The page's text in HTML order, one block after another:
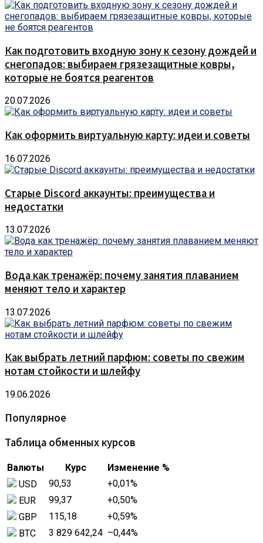
Как подготовить входную зону к сезону дождей и
снегопадов: выбираем грязезащитные ковры,
которые не боятся реагентов
20.07.2026
Как оформить виртуальную карту: идеи и советы
16.07.2026
Старые Discord аккаунты: преимущества и
недостатки
13.07.2026
Вода как тренажёр: почему занятия плаванием
меняют тело и характер
13.07.2026
Как выбрать летний парфюм: советы по свежим
нотам стойкости и шлейфу
19.06.2026
Популярное
Таблица обменных курсов
Валюты Курс
Изменение %
USD
90,53 +0,01%
EUR
99,37 +0,50%
GBP
115,18 +0,59%
BTC
3 829 642,24 –0,44%